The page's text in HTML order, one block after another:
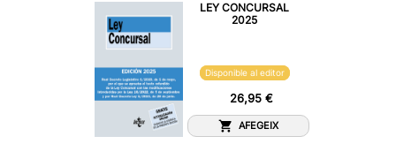
LEY CONCURSAL
2025
Disponible al editor
26,95 €
AFEGEIX